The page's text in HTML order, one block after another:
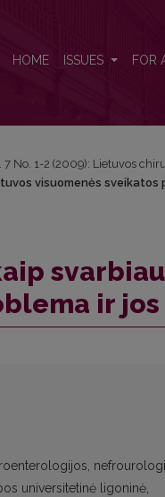
HOME ISSUES FOR
7 No. 1-2 (2009): Lietuvos
visuomenės sveikatos
ir
universitetinė ligoninė,